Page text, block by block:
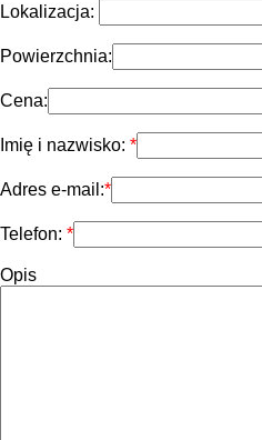
Lokalizacja:
Powierzchnia:
Cena:
Imię i nazwisko:
Adres e-mail:
Telefon:
Opis